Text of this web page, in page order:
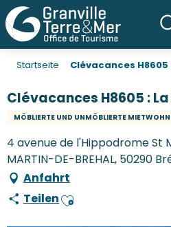
Startseite Clévacances H8605
Clévacances H8605 :
MÖBLIERTE UND UNMÖBLIERTE
4 avenue de l'Hippodrome St
MARTIN-DE-BREHAL, 50290
Anfahrt
TeilenAjouter aux favoris